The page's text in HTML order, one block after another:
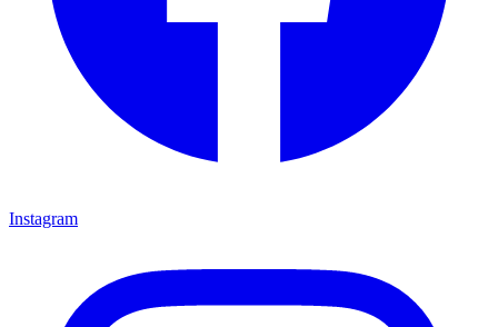
Instagram